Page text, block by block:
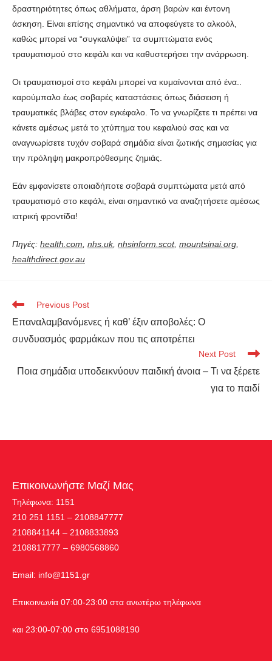
δραστηριότητες όπως αθλήματα, άρση βαρών και έντονη
άσκηση. Είναι επίσης σημαντικό να αποφεύγετε το αλκοόλ,
καθώς μπορεί να “συγκαλύψει” τα συμπτώματα ενός
τραυματισμού στο κεφάλι και να καθυστερήσει την ανάρρωση.
Οι τραυματισμοί στο κεφάλι μπορεί να κυμαίνονται από ένα..
καρούμπαλο έως σοβαρές καταστάσεις όπως διάσειση ή
τραυματικές βλάβες στον εγκέφαλο. Το να γνωρίζετε τι πρέπει να
κάνετε αμέσως μετά το χτύπημα του κεφαλιού σας και να
αναγνωρίσετε τυχόν σοβαρά σημάδια είναι ζωτικής σημασίας για
την πρόληψη μακροπρόθεσμης ζημιάς.
Εάν εμφανίσετε οποιαδήποτε σοβαρά συμπτώματα μετά από
τραυματισμό στο κεφάλι, είναι σημαντικό να αναζητήσετε αμέσως
ιατρική φροντίδα!
Πηγές: health.com nhs.uk, nhsinform.scot, mountsinai.org
healthdirect.gov.au
Previous Post
Επαναλαμβανόμενες ή καθ’ έξιν αποβολές: Ο
συνδυασμός φαρμάκων που τις αποτρέπει
Next Post
Ποια σημάδια υποδεικνύουν παιδική άνοια – Τι να ξέρετε
για το παιδί
Επικοινωνήστε Μαζί Μας
Τηλέφωνα: 1151
210 251 1151 – 2108847777
2108841144 – 2108833893
2108817777 – 6980568860
Εmail: info@1151.gr
Επικοινωνία 07:00-23:00 στα ανωτέρω τηλέφωνα
και 23:00-07:00 στο 6951088190